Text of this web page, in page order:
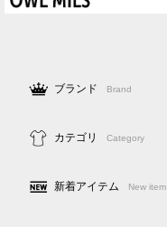
ブランド Brand
カテゴリ Category
新着アイテム New item